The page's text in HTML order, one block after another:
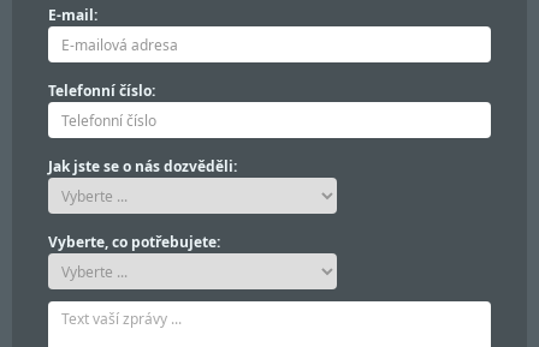
E-mail:
Telefonní číslo:
Jak jste se o nás dozvěděli:
Vyberte, co potřebujete: